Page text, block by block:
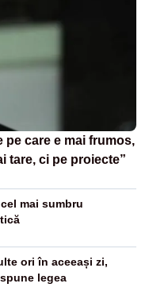
pe care e mai frumos,
tare, ci pe proiecte”
mai sumbru
ori în aceeași zi,
legea